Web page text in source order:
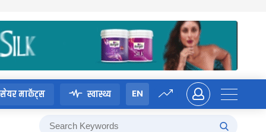
सेयर मार्केट्स स्वास्थ्य EN